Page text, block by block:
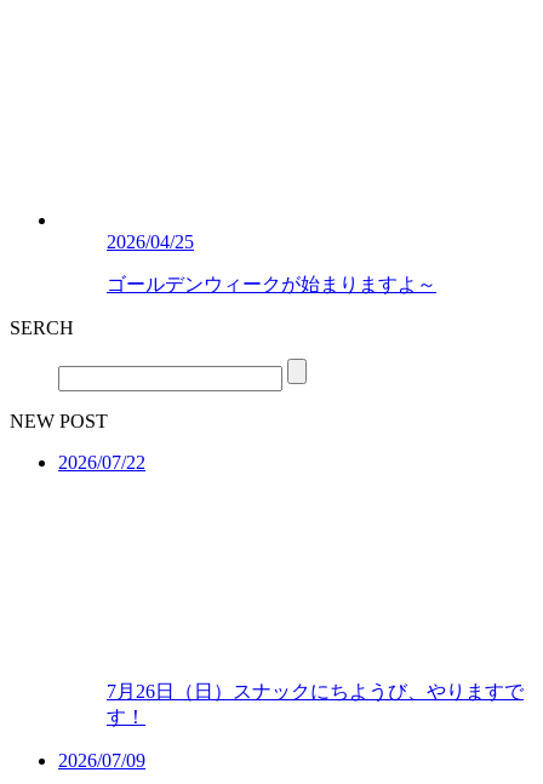
2026/04/25
ゴールデンウィークが始まりますよ～
SERCH
NEW POST
2026/07/22
7月26日（日）スナックにちようび、やりますで
す！
2026/07/09